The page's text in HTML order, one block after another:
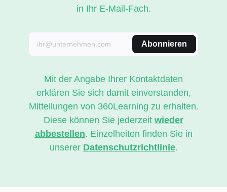
in Ihr E-Mail-Fach.
Abonnieren
Mit der Angabe Ihrer Kontaktdaten
erklären Sie sich damit einverstanden,
Mitteilungen von 360Learning zu erhalten.
Diese können Sie jederzeit wieder
abbestellen. Einzelheiten finden Sie in
unserer Datenschutzrichtlinie.